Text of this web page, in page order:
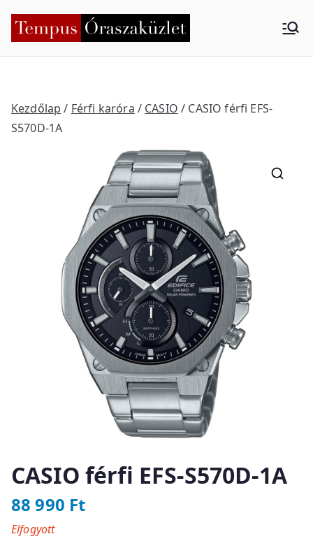
Tempus
küzlet
Kezdőlap / Férfi karóra / CASIO / CASIO férfi EFS-
S570D-1A
CASIO férfi EFS-S570D-1A
88 990 Ft
Elfogyott